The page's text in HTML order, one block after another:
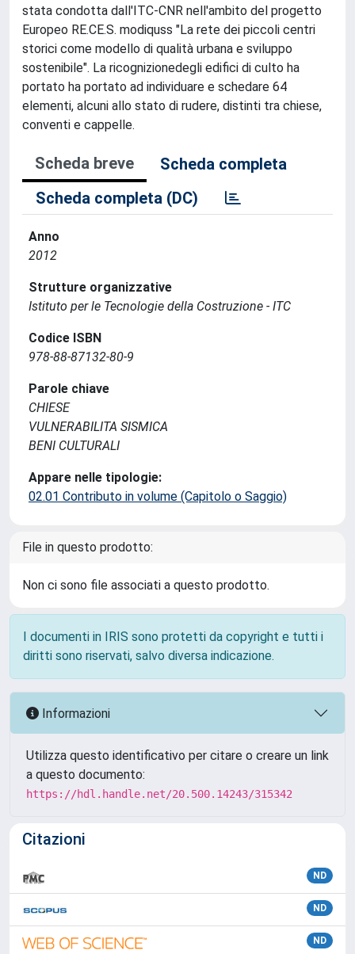
stata condotta dall'ITC-CNR nell'ambito del progetto
Europeo RE.CE.S. modiquss "La rete dei piccoli centri
storici come modello di qualità urbana e sviluppo
sostenibile". La ricognizionedegli edifici di culto ha
portato ha portato ad individuare e schedare 64
elementi, alcuni allo stato di rudere, distinti tra chiese,
conventi e cappelle.
Scheda breve
Scheda completa
Scheda completa (DC)
Anno
2012
Strutture organizzative
Istituto per le Tecnologie della Costruzione - ITC
Codice ISBN
978-88-87132-80-9
Parole chiave
CHIESE
VULNERABILITA SISMICA
BENI CULTURALI
Appare nelle tipologie:
02.01 Contributo in volume (Capitolo o Saggio)
File in questo prodotto:
Non ci sono file associati a questo prodotto.
I documenti in IRIS sono protetti da copyright e tutti i
diritti sono riservati, salvo diversa indicazione.
Informazioni
Utilizza questo identificativo per citare o creare un link
a questo documento:
https://hdl.handle.net/20.500.14243/315342
Citazioni
ND
ND
ND